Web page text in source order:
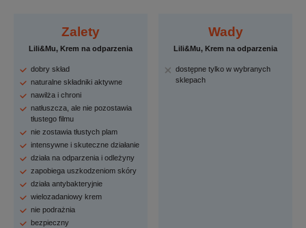
Zalety
Lili&Mu, Krem na odparzenia
dobry skład
naturalne składniki aktywne
nawilża i chroni
natłuszcza, ale nie pozostawia
tłustego filmu
nie zostawia tłustych plam
intensywne i skuteczne działanie
działa na odparzenia i odleżyny
zapobiega uszkodzeniom skóry
działa antybakteryjnie
wielozadaniowy krem
nie podrażnia
bezpieczny
Wady
Lili&Mu, Krem na odparzenia
dostępne tylko w wybranych
sklepach